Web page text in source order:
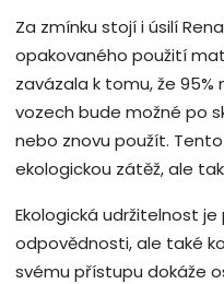
Za zmínku stojí i úsilí
opakovaného použití
zavázala k tomu, že
vozech bude možné po
nebo znovu použít.
ekologickou zátěž, ale
Ekologická udržitelnost
odpovědnosti, ale také
svému přístupu dokáže